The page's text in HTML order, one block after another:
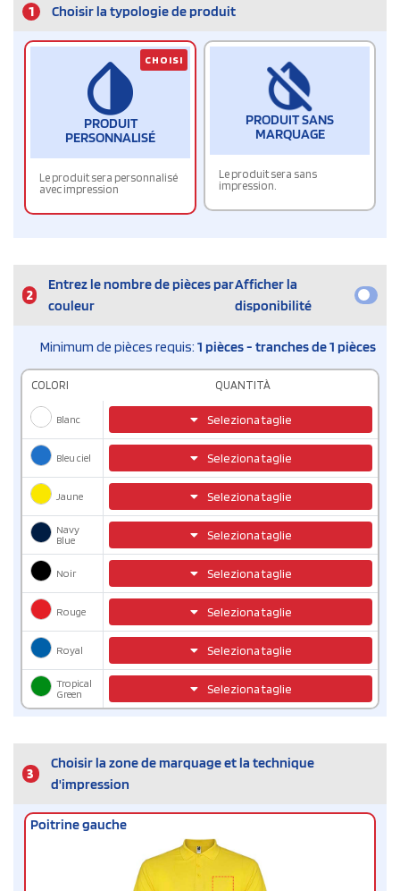
1 Choisir la typologie de produit
PRODUIT
PERSONNALISÉ
Le produit sera personnalisé
avec impression
CHOISI
PRODUIT SANS
MARQUAGE
Le produit sera sans
impression.
2
Entrez le nombre de pièces par
couleur
Afficher la
disponibilité
Minimum de pièces requis: 1 pièces - tranches de 1 pièces
COLORI QUANTITÀ
Blanc Seleziona taglie
Bleu ciel Seleziona taglie
Jaune Seleziona taglie
Navy
Blue
Seleziona taglie
Noir Seleziona taglie
Rouge Seleziona taglie
Royal Seleziona taglie
Tropical
Green
Seleziona taglie
3
Choisir la zone de marquage et la technique
d'impression
Poitrine gauche